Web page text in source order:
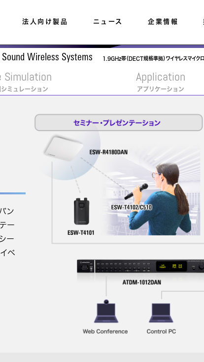
法人向け製品 ニュース 企業情報
Sound Wireless Systems 1.9GHz帯（DECT規格準拠）ワイヤレスマイク
Simulation
ミュレーション
Application
アプリケーション
ン
ー
ー
ベ